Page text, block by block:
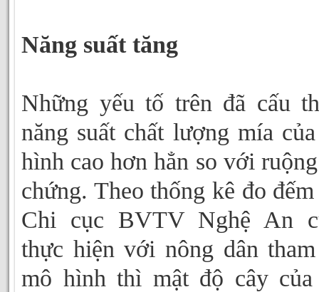
Năng suất tăng
Những yếu tố trên đã cấu
năng suất chất lượng mía
hình cao hơn hẳn so với
chứng. Theo thống kê đo đếm
Chi cục BVTV Nghệ An
thực hiện với nông dân
mô hình thì mật độ cây